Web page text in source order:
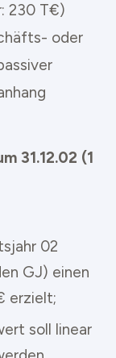
230 T€)
oder
31.12.02 (1
02
GJ) einen
erzielt;
soll linear